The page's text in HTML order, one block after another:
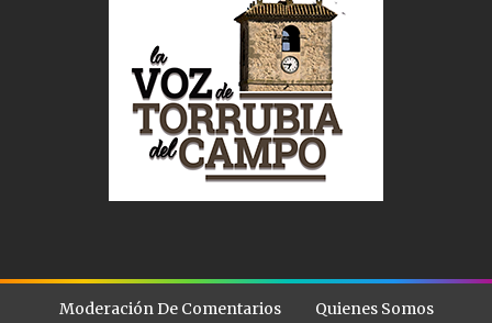
Moderación De Comentarios Quienes Somos